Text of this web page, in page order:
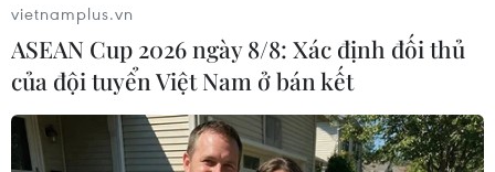
bay chiều 12/6 tại Ahmedabad, bang Gujarat.
vietnamplus.vn
ASEAN Cup 2026 ngày 8/8: Xác định đối thủ
của đội tuyển Việt Nam ở bán kết